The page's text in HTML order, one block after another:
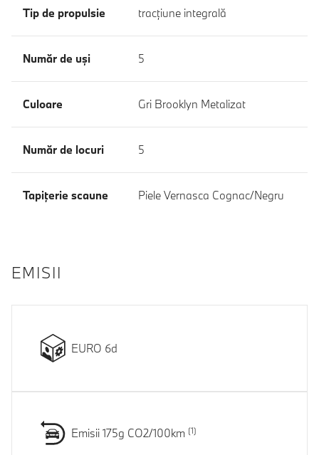
Tip de propulsie tracţiune integrală
Număr de uşi 5
Culoare Gri Brooklyn Metalizat
Număr de locuri 5
Tapiţerie scaune Piele Vernasca Cognac/Negru
EMISII
EURO 6d
Emisii 175g CO2/100km